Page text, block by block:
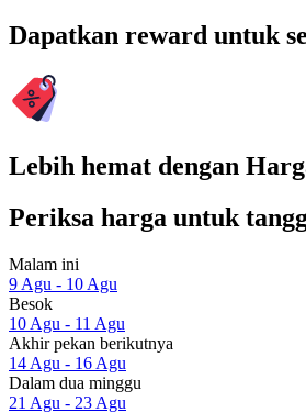
Dapatkan reward untuk
Lebih hemat dengan
Periksa harga untuk
Malam ini
9 Agu - 10 Agu
Besok
10 Agu - 11 Agu
Akhir pekan berikutnya
14 Agu - 16 Agu
Dalam dua minggu
21 Agu - 23 Agu